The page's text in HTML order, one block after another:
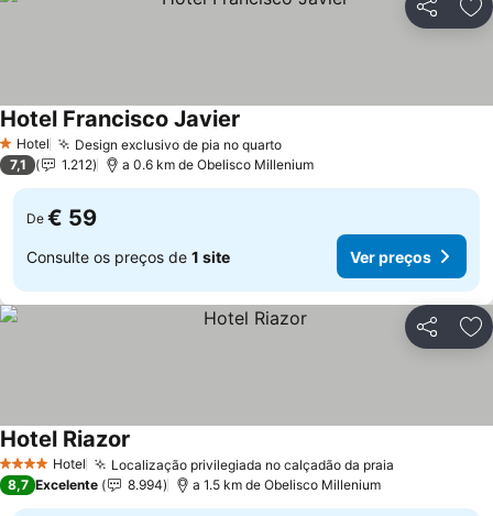
Partilhar
1 Estrelas
Hotel Design exclusivo de pia no quartoVer preços
Hotel Francisco Javier
7,1 1.212 a 0.6 km de Obelisco Millenium
De € 59
Consulte os preços de 1 site Ver preços
Partilhar
4 EstrelasHotel Localização privilegiada no calçadão da praia
Hotel Riazor
8,7 Excelente 8.994 a 1.5 km de Obelisco Millenium